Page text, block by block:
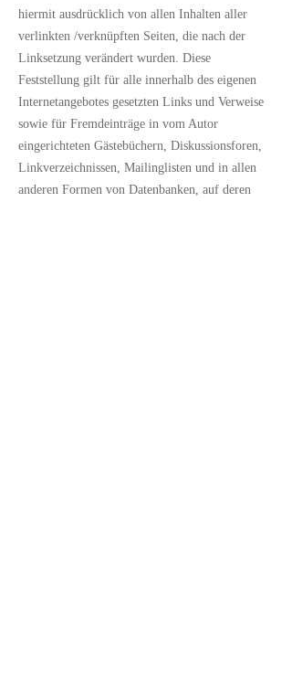
hiermit ausdrücklich von allen Inhalten aller
verlinkten /verknüpften Seiten, die nach der
Linksetzung verändert wurden. Diese
Feststellung gilt für alle innerhalb des eigenen
Internetangebotes gesetzten Links und Verweise
sowie für Fremdeinträge in vom Autor
eingerichteten Gästebüchern, Diskussionsforen,
Linkverzeichnissen, Mailinglisten und in allen
anderen Formen von Datenbanken, auf deren